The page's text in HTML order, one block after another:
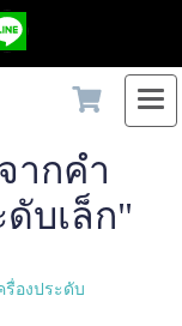
ากคำ
บเล็ก"
รื่องประดับ